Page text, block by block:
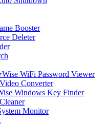
Booster
Deleter
Wise WiFi Password Viewer
Converter
Windows Key Finder
Monitor